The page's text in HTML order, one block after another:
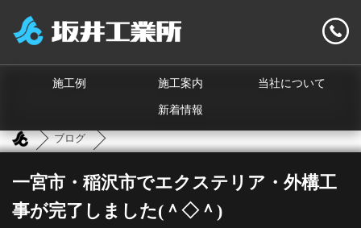
施工例 施工案内 当社について
新着情報
ブログ
一宮市・稲沢市でエクステリア・外構工
事が完了しました(＾◇＾)